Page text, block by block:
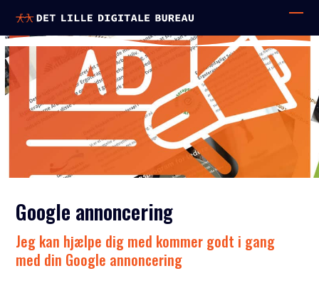
content
Google annoncering
Jeg kan hjælpe dig med kommer godt i gang
med din Google annoncering